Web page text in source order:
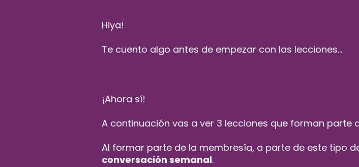
Hiya!
Te cuento algo antes de empezar con las lecciones...
¡Ahora sí!
A continuación vas a ver 3 lecciones que forman parte
Al formar parte de la membresía, a parte de este tipo
conversación semanal.